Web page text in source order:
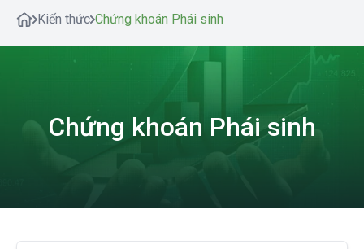
Kiến thức Chứng khoán Phái sinh
Chứng khoán Phái sinh